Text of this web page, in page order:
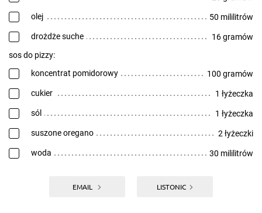
olej 50 mililitrów
drożdże suche
16 gramów
sos do pizzy:
koncentrat pomidorowy
100 gramów
cukier 1 łyżeczka
sól 1 łyżeczka
suszone oregano 2 łyżeczki
woda 30 mililitrów
EMAIL LISTONIC